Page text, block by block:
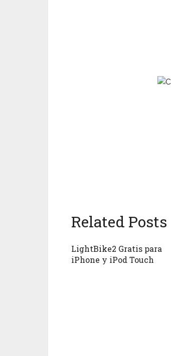
Related Posts
LightBike2 Gratis para
iPhone y iPod Touch